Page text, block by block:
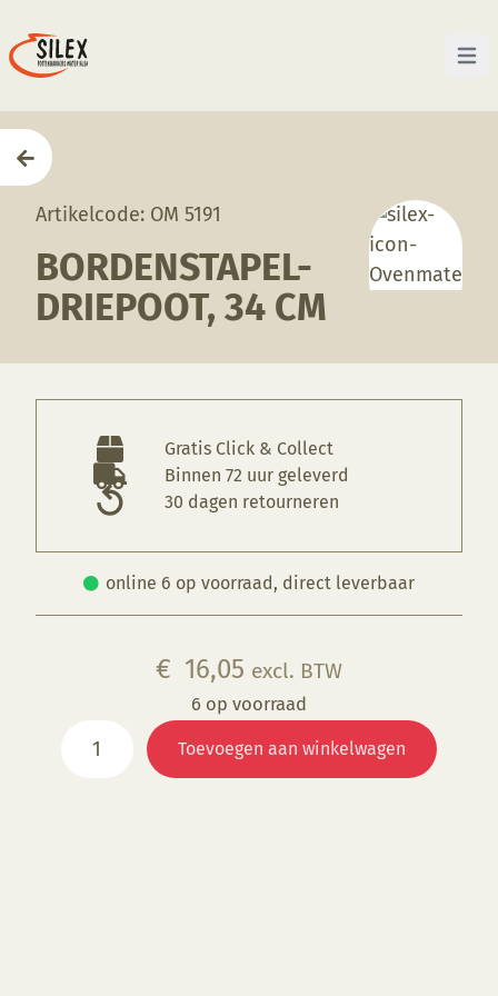
Open
Artikelcode: OM 5191
BORDENSTAPEL-
DRIEPOOT, 34 CM
Gratis Click & Collect
Binnen 72 uur geleverd
30 dagen retourneren
online 6 op voorraad, direct leverbaar
€ 16,05 excl. BTW
6 op voorraad
Bordenstapel-
driepoot,
Toevoegen aan winkelwagen